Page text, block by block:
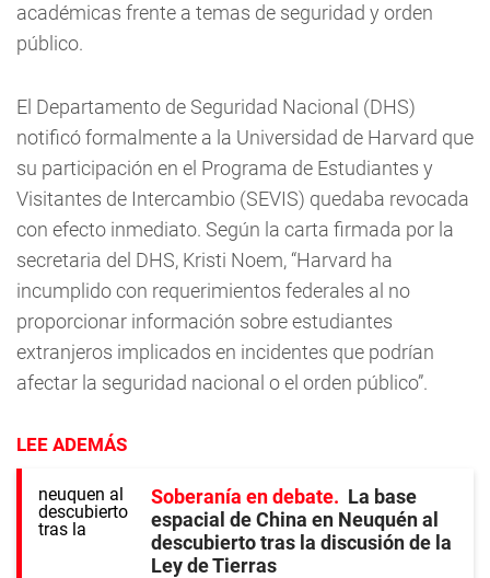
académicas frente a temas de seguridad y orden
público.
El Departamento de Seguridad Nacional (DHS)
notificó formalmente a la Universidad de Harvard que
su participación en el Programa de Estudiantes y
Visitantes de Intercambio (SEVIS) quedaba revocada
con efecto inmediato. Según la carta firmada por la
secretaria del DHS, Kristi Noem, “Harvard ha
incumplido con requerimientos federales al no
proporcionar información sobre estudiantes
extranjeros implicados en incidentes que podrían
afectar la seguridad nacional o el orden público”.
LEE ADEMÁS
Soberanía en debate
La base
espacial de China en Neuquén al
descubierto tras la discusión de la
Ley de Tierras